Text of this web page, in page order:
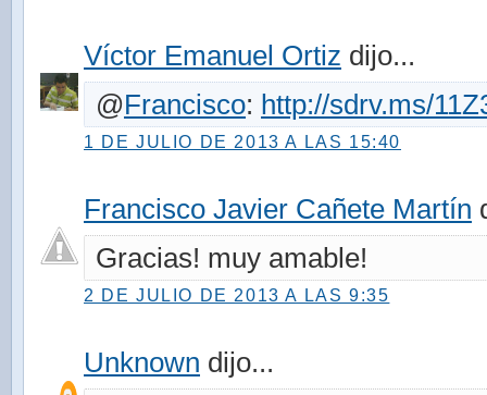
Víctor Emanuel Ortiz dijo...
@Francisco: http://sdrv.ms/
1 DE JULIO DE 2013 A LAS 15:40
Francisco Javier Cañete Martín
Gracias! muy amable!
2 DE JULIO DE 2013 A LAS 9:35
Unknown dijo...